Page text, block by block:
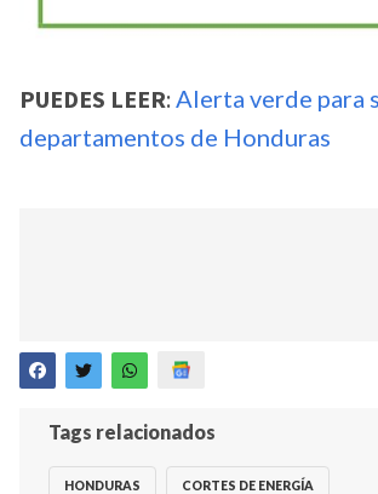
PUEDES LEER: Alerta verde para
departamentos de Honduras
Tags relacionados
HONDURAS CORTES DE ENERGÍA